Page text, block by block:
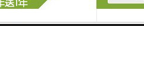
完成后，需要定期对监控设备进行